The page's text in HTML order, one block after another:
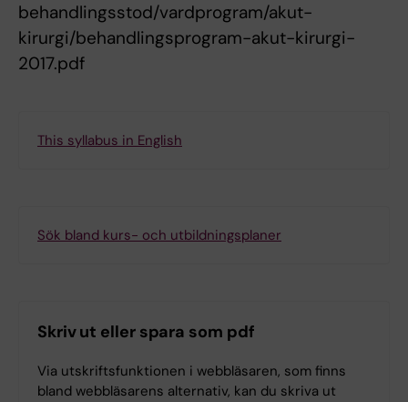
behandlingsstod/vardprogram/akut-
kirurgi/behandlingsprogram-akut-kirurgi-
2017.pdf
This syllabus in English
Sök bland kurs- och utbildningsplaner
Skriv ut eller spara som pdf
Via utskriftsfunktionen i webbläsaren, som finns
bland webbläsarens alternativ, kan du skriva ut